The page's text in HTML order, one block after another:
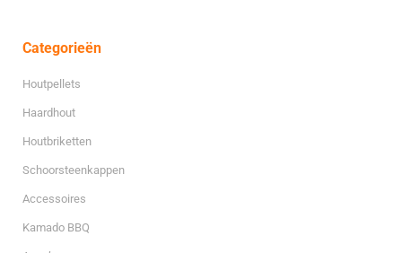
Categorieën
Houtpellets
Haardhout
Houtbriketten
Schoorsteenkappen
Accessoires
Kamado BBQ